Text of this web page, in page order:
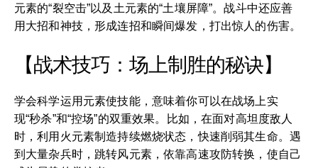
元素的“裂空击”以及土元素的“土壤屏障”。战斗中还应善
用大招和神技，形成连招和瞬间爆发，打出惊人的伤害。
【战术技巧：场上制胜的秘诀】
学会科学运用元素使技能，意味着你可以在战场上实
现“秒杀”和“控场”的双重效果。比如，在面对高坦度敌人
时，利用火元素制造持续燃烧状态，快速削弱其生命。遇
到大量杂兵时，跳转风元素，依靠高速攻防转换，使自己